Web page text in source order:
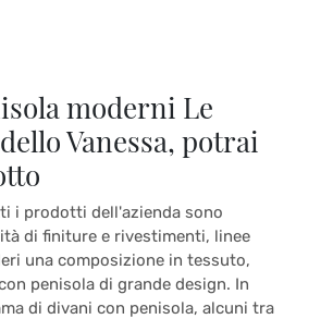
moderni Le
Vanessa, potrai
i prodotti dell'azienda sono
di finiture e rivestimenti, linee
una composizione in tessuto,
penisola di grande design. In
di divani con penisola, alcuni tra